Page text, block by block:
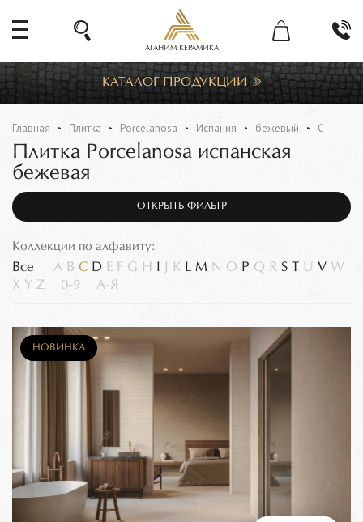
АГАНИМ КЕРАМИКА
КАТАЛОГ ПРОДУКЦИИ
Главная Плитка Porcelanosa Испания бежевый C
Плитка Porcelanosa испанская
бежевая
ОТКРЫТЬ ФИЛЬТР
Коллекции по алфавиту:
Все A B C D E F G H K L M N O P Q R S T U V W
X Y Z 0-9 А-Я
НОВИНКА